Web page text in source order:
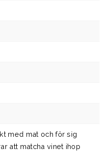
med mat och för sig
att matcha vinet ihop